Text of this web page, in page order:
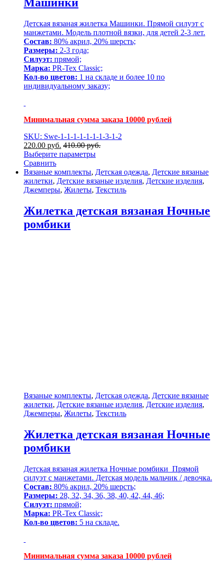
Детская вязаная жилетка Машинки. Прямой силуэт с
манжетами. Модель плотной вязки, для детей 2-3 лет.
Состав: 80% акрил, 20% шерсть;
Размеры: 2-3 года;
Силуэт: прямой;
Марка: PR-Tex Classic;
Кол-во цветов: 1 на складе и более 10 по
индивидуальному заказу;
Минимальная сумма заказа 10000 рублей
SKU: Swe-1-1-1-1-1-1-1-3-1-2
220.00 руб. 410.00руб.
Выберите параметры
Сравнить
Вязаные комплекты, Детская одежда, Детские вязаные
жилетки, Детские вязаные изделия, Детские изделия,
Джемперы, Жилеты, Текстиль
Жилетка детская вязаная Ночные
ромбики
Вязаные комплекты, Детская одежда, Детские вязаные
жилетки, Детские вязаные изделия, Детские изделия,
Джемперы, Жилеты, Текстиль
Жилетка детская вязаная Ночные
ромбики
Детская вязаная жилетка Ночные ромбики Прямой
силуэт с манжетами. Детская модель мальчик / девочка.
Состав: 80% акрил, 20% шерсть;
Размеры: 28, 32, 34, 36, 38, 40, 42, 44, 46;
Силуэт: прямой;
Марка: PR-Tex Classic;
Кол-во цветов: 5 на складе.
Минимальная сумма заказа 10000 рублей